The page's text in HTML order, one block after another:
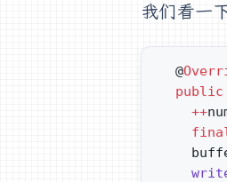
我们看一
  @
  public
    ++